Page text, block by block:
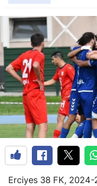
Erciyes 38 FK,